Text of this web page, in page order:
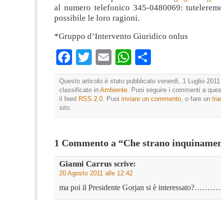
al numero telefonico 345-0480069:
possibile le loro ragioni.
*Gruppo d’Intervento Giuridico onlus
Facebook
TwitterEmailWhatsApp
Questo articolo è stato pubblicato venerdì, 1 Luglio
classificato in Ambiente . Puoi seguire i commenti a
il feed RSS 2.0 . Puoi inviare un commento , o fare un
sito.
1 Commento a “Che strano
Gianni Carrus scrive:
20 Agosto 2011 alle 12:42
ma poi il Presidente Gorjan si è